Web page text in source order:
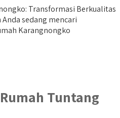
Transformasi Berkualitas
sedang mencari
Karangnongko
Tuntang